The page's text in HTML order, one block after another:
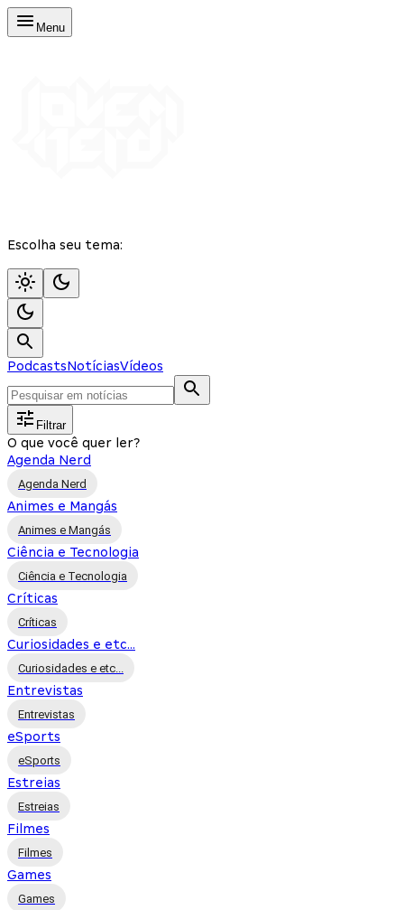
Menu
Escolha seu tema:
PodcastsNotíciasVídeos
Filtrar
O que você quer ler?
Agenda Nerd
Agenda Nerd
Animes e Mangás
Animes e Mangás
Ciência e Tecnologia
Ciência e Tecnologia
Críticas
Críticas
Curiosidades e etc...
Curiosidades e etc...
Entrevistas
Entrevistas
eSports
eSports
Estreias
Estreias
Filmes
Filmes
Games
Games